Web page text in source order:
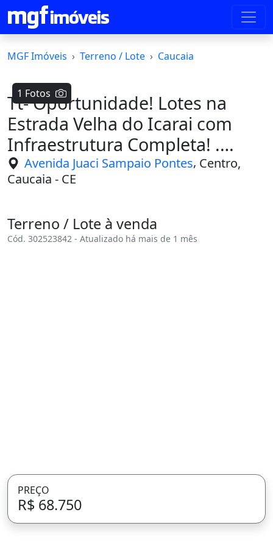
MGF Imóveis Terreno / Lote Caucaia
1 Fotos
Tt- Oportunidade! Lotes na
Estrada Velha do Icarai com
Infraestrutura Completa! .
Desde
Avenida Juaci Sampaio Pontes, Centro,
Caucaia - CE
Terreno / Lote à venda
Cód. 302523842 - Atualizado há mais de 1 mês
PREÇO
R$ 68.750